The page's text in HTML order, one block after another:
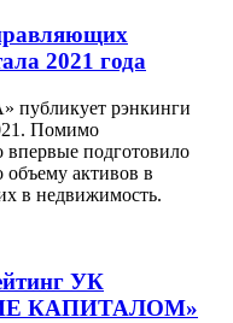
2021 года
публикует рэнкинги
Помимо
впервые подготовило
активов в
в недвижимость.
УК
КАПИТАЛОМ»